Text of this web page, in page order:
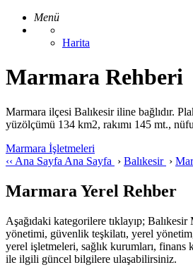
Menü
Harita
Marmara Rehberi
Marmara ilçesi Balıkesir iline bağlıdır.
yüzölçümü 134 km2, rakımı 145 mt.,
Marmara İşletmeleri
‹‹ Ana Sayfa Ana Sayfa › Balıkesir ›
Marmara Yerel Rehber
Aşağıdaki kategorilere tıklayıp;
yönetimi, güvenlik teşkilatı, yerel
yerel işletmeleri, sağlık kurumları, finans
ile ilgili güncel bilgilere ulaşabilirsiniz.